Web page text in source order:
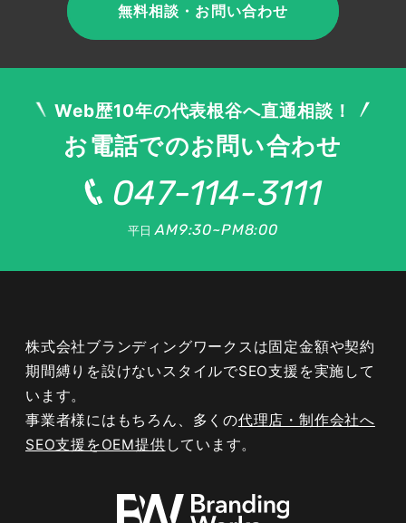
無料相談・お問い合わせ
Web歴10年の代表根谷へ直通相談！
お電話でのお問い合わせ
047-114-3111
平日AM9:30~PM8:00
株式会社ブランディングワークスは固定金額や契約
期間縛りを設けないスタイルでSEO支援を実施して
います。
事業者様にはもちろん、多くの代理店・制作会社へ
SEO支援をOEM提供 しています。
047-114-3111 平日
お問い合わせ
申し込み